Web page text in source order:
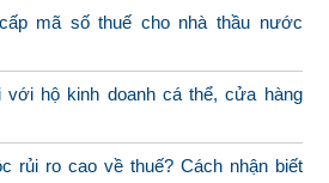
mã số thuế cho nhà thầu nước
với hộ kinh doanh cá thể, cửa hàng
rủi ro cao về thuế? Cách nhận biết